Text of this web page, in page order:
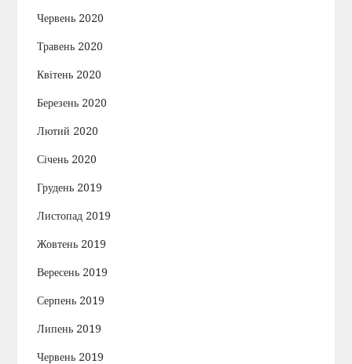
Червень 2020
Травень 2020
Квітень 2020
Березень 2020
Лютий 2020
Січень 2020
Грудень 2019
Листопад 2019
Жовтень 2019
Вересень 2019
Серпень 2019
Липень 2019
Червень 2019